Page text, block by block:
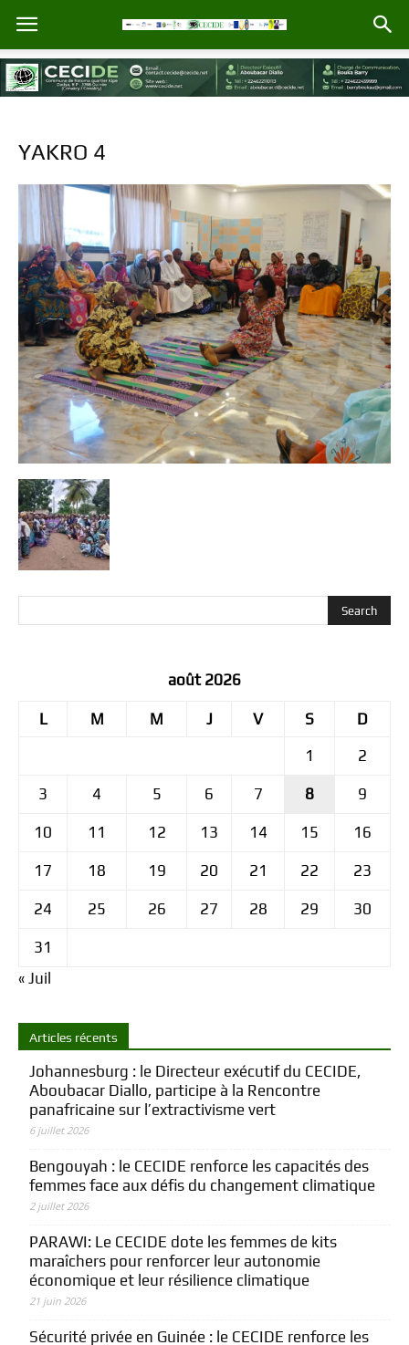
YAKRO 4
août 2026
L M M J V S
D
1
2
3 4 5 6 7 8 9
10 11 12 13 14 15 16
17 18 19 20 21 22 23
24 25 26 27 28 29 30
31
« Juil
Articles récents
Johannesburg : le Directeur exécutif du CECIDE,
Aboubacar Diallo, participe à la Rencontre
panafricaine sur l’extractivisme vert
6 juillet 2026
Bengouyah : le CECIDE renforce les capacités des
femmes face aux défis du changement climatique
2 juillet 2026
PARAWI: Le CECIDE dote les femmes de kits
maraîchers pour renforcer leur autonomie
économique et leur résilience climatique
21 juin 2026
Sécurité privée en Guinée : le CECIDE renforce les